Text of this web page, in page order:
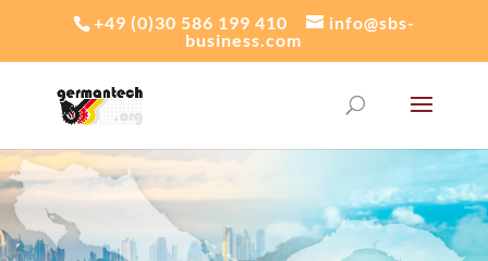
+49 (0)30 586 199 410
info@sbs-
business.com